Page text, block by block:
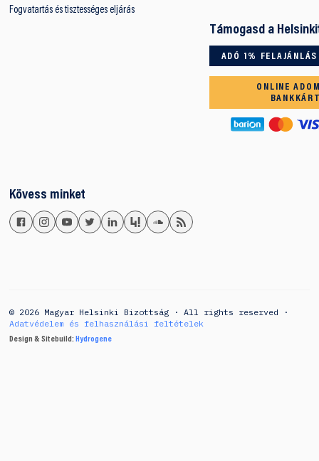
Fogvatartás és tisztességes eljárás
Támogasd a
ADÓ 1% FELAJÁNLÁS
ONLINE
Kövess minket
© 2026 Magyar Helsinki Bizottság · All rights reserved ·
Adatvédelem és felhasználási feltételek
Design & Sitebuild: Hydrogene